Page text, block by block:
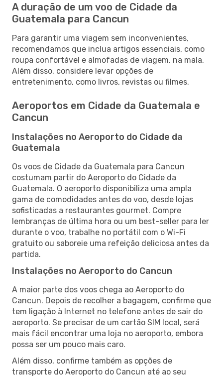
A duração de um voo de Cidade da
Guatemala para Cancun
Para garantir uma viagem sem inconvenientes,
recomendamos que inclua artigos essenciais, como
roupa confortável e almofadas de viagem, na mala.
Além disso, considere levar opções de
entretenimento, como livros, revistas ou filmes.
Aeroportos em Cidade da Guatemala e
Cancun
Instalações no Aeroporto do Cidade da
Guatemala
Os voos de Cidade da Guatemala para Cancun
costumam partir do Aeroporto do Cidade da
Guatemala. O aeroporto disponibiliza uma ampla
gama de comodidades antes do voo, desde lojas
sofisticadas a restaurantes gourmet. Compre
lembranças de última hora ou um best-seller para ler
durante o voo, trabalhe no portátil com o Wi-Fi
gratuito ou saboreie uma refeição deliciosa antes da
partida.
Instalações no Aeroporto do Cancun
A maior parte dos voos chega ao Aeroporto do
Cancun. Depois de recolher a bagagem, confirme que
tem ligação à Internet no telefone antes de sair do
aeroporto. Se precisar de um cartão SIM local, será
mais fácil encontrar uma loja no aeroporto, embora
possa ser um pouco mais caro.
Além disso, confirme também as opções de
transporte do Aeroporto do Cancun até ao seu